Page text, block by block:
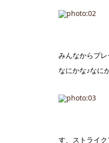
みんなからプ
なにかな♪なに
す、ストライ